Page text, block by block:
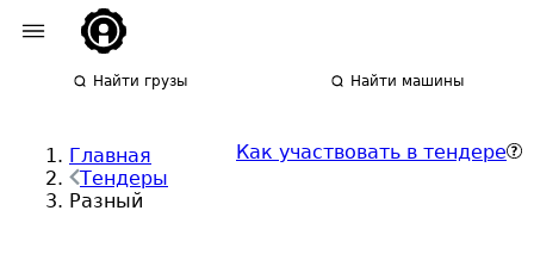
Найти грузы Найти машины
Главная
Тендеры
Разный
Как участвовать в тендере